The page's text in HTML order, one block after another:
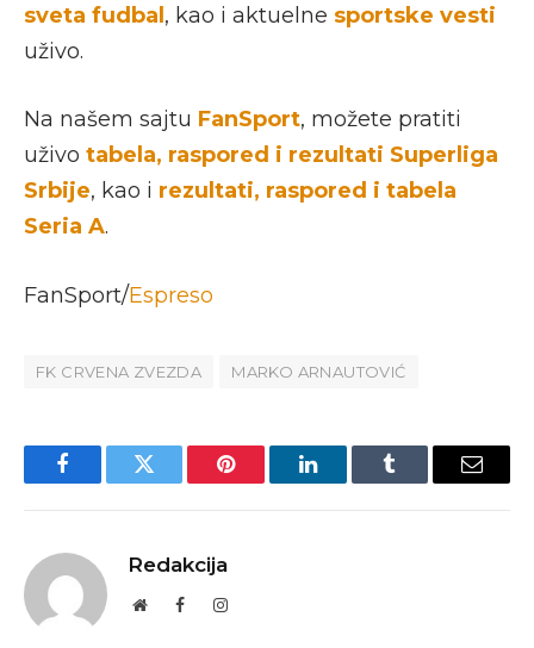
sveta fudbal, kao i aktuelne sportske vesti
uživo.
Na našem sajtu FanSport, možete pratiti
uživo tabela, raspored i rezultati Superliga
Srbije, kao i rezultati, raspored i tabela
Seria A.
FanSport/Espreso
FK CRVENA ZVEZDA MARKO ARNAUTOVIĆ
FacebookTwitter Pinterest LinkedInTumblr Email
Redakcija
WebsiteFacebookInstagram